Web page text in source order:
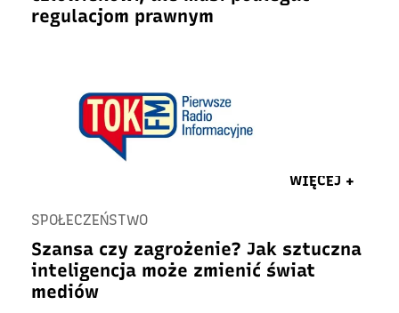
regulacjom prawnym
WIĘCEJ +
SPOŁECZEŃSTWO
Szansa czy zagrożenie? Jak sztuczna
inteligencja może zmienić świat
mediów